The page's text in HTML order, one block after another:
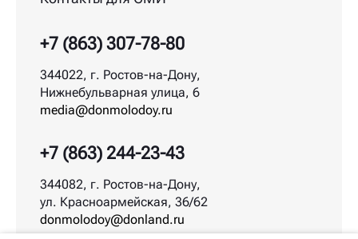
+7 (863) 244-23-43
344082, г. Ростов-на-Дону,
ул. Красноармейская, 36/62
donmolodoy@donland.ru
+7 (863) 307-78-80
344022, г. Ростов-на-Дону,
Нижнебульварная улица, 6
media@donmolodoy.ru